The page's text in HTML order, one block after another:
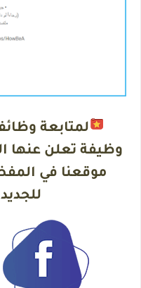
لمتابعة
وظيفة تعلن عنها
موقعنا في